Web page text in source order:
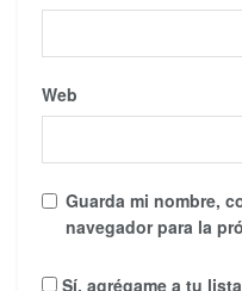
Web
Guarda mi nombre,
navegador para la
Sí, agrégame a tu